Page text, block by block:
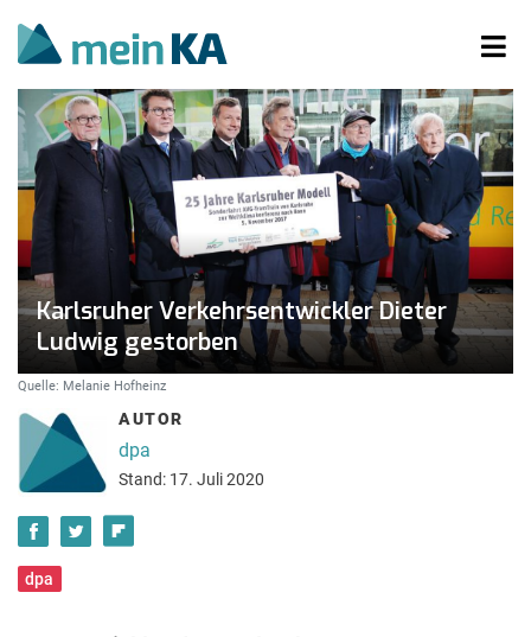
Karlsruher Verkehrsentwickler Dieter
Ludwig gestorben
Quelle: Melanie Hofheinz
AUTOR
dpa
Stand: 17. Juli 2020
dpa